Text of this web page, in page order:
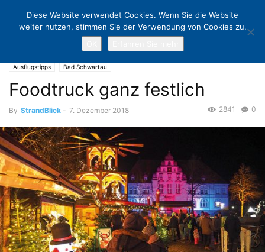
Ausflugstipps Bad Schwartau
Foodtruck ganz festlich
By StrandBlick - 7. Dezember 2018 0
2841
Diese Website verwendet Cookies. Wenn Sie die Website
weiter nutzen, stimmen Sie der Verwendung von Cookies zu.